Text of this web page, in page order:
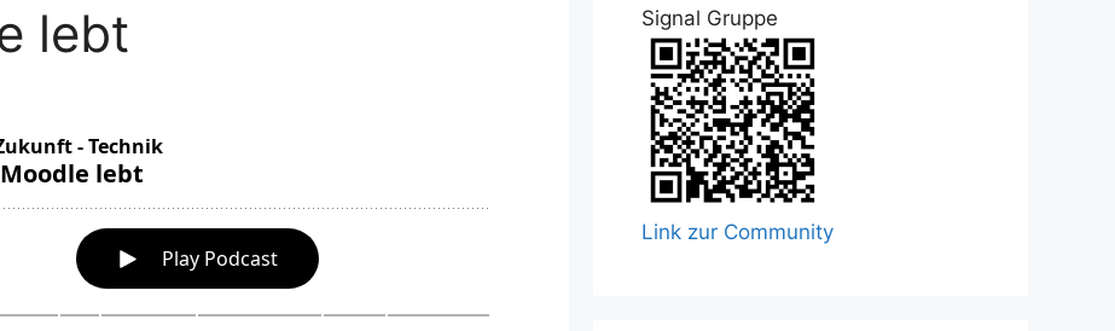
lebt Signal Gruppe
Link zur Community